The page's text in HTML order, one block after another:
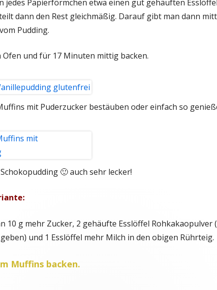
jedes Papierförmchen etwa einen gut gehäuften
dann den Rest gleichmäßig. Darauf gibt man dann
Pudding.
Ofen und für 17 Minuten mittig backen.
mit Puderzucker bestäuben oder einfach so
🙂 auch sehr lecker!
10 g mehr Zucker, 2 gehäufte Esslöffel Rohkakaopulver
und 1 Esslöffel mehr Milch in den obigen Rührteig.
Muffins backen.